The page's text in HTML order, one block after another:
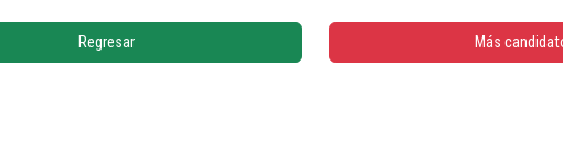
Regresar Más